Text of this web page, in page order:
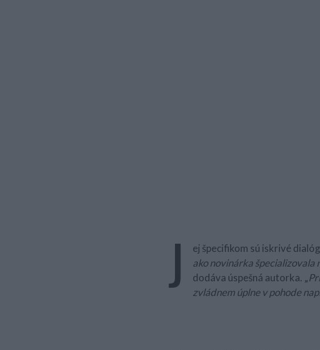
J ej špecifikom sú iskrivé
ako novinárka špecializovala
dodáva úspešná autorka. „
zvládnem úplne v pohode